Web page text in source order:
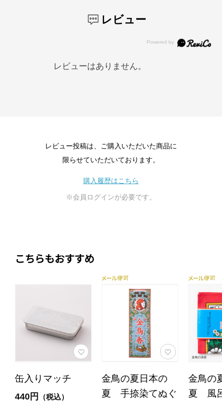
レビュー
レビューはありません。
レビュー投稿は、ご購入いただいた商品に
限らせていただいております。
購入履歴はこちら
※会員ログインが必要です。
こちらもおすすめ
缶入りマッチ
440円 （税込）
金鳥の夏日本の
夏 手捺染てぬぐ
金鳥の
夏 風